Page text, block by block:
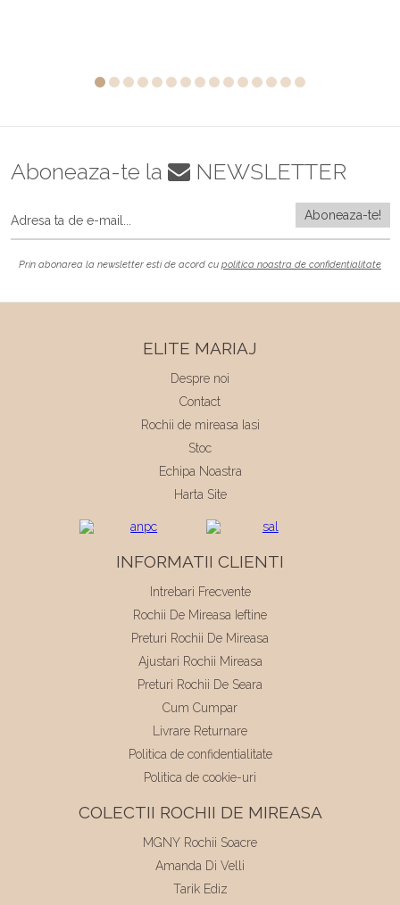
Aboneaza-te la NEWSLETTER
Prin abonarea la newsletter esti de acord cu politica noastra de confidentialitate
ELITE MARIAJ
Despre noi
Contact
Rochii de mireasa Iasi
Stoc
Echipa Noastra
Harta Site
INFORMATII CLIENTI
Intrebari Frecvente
Rochii De Mireasa Ieftine
Preturi Rochii De Mireasa
Ajustari Rochii Mireasa
Preturi Rochii De Seara
Cum Cumpar
Livrare Returnare
Politica de confidentialitate
Politica de cookie-uri
COLECTII ROCHII DE MIREASA
MGNY Rochii Soacre
Amanda Di Velli
Tarik Ediz